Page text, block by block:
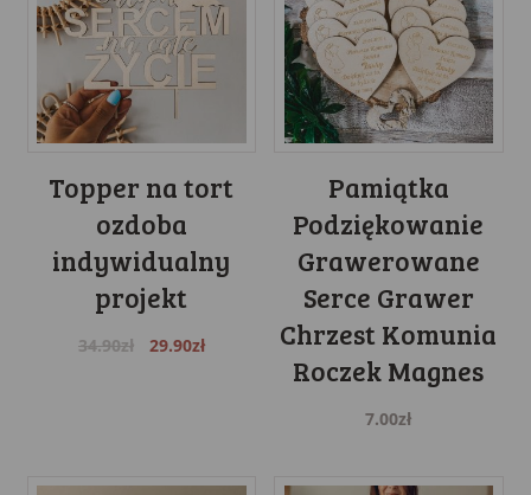
Topper na tort
ozdoba
indywidualny
projekt
34.90zł
Original
29.90złCurrent
Pamiątka
Podziękowanie
Grawerowane
Serce Grawer
Chrzest Komunia
Roczek Magnes
7.00zł